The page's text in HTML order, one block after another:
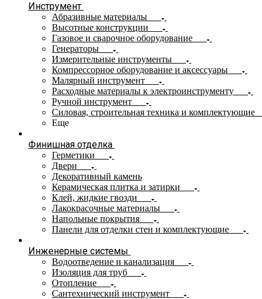
Инструмент
Абразивные материалы
Высотные конструкции
Газовое и сварочное оборудование
Генераторы
Измерительные инструменты
Компрессорное оборудование и аксессуары
Малярный инструмент
Расходные материалы к электроинструменту
Ручной инструмент
Силовая, строительная техника и комплектующие
Еще
Финишная отделка
Герметики
Двери
Декоративный камень
Керамическая плитка и затирки
Клей, жидкие гвозди
Лакокрасочные материалы
Напольные покрытия
Панели для отделки стен и комплектующие
Инженерные системы
Водоотведение и канализация
Изоляция для труб
Отопление
Сантехнический инструмент